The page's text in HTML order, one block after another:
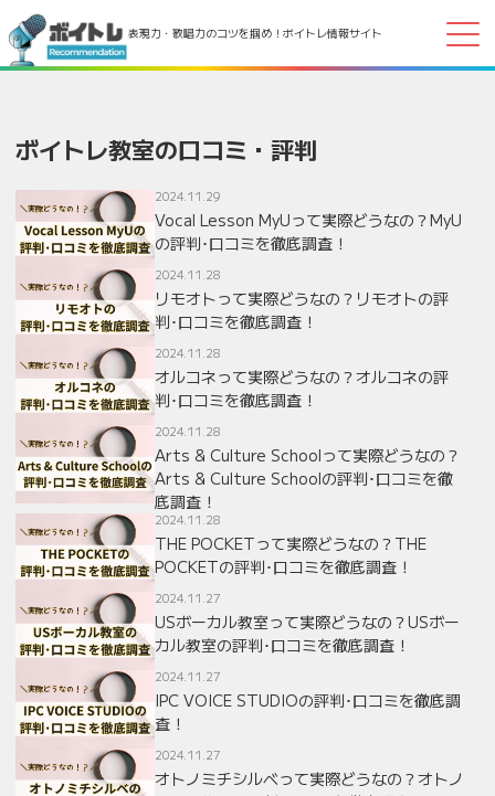
表現力・歌唱力のコツを掴め！ボイトレ情報サイト
ボイトレ教室の口コミ・評判
2024.11.29
Vocal Lesson MyUって実際どうなの？MyU
の評判･口コミを徹底調査！
2024.11.28
リモオトって実際どうなの？リモオトの評
判･口コミを徹底調査！
2024.11.28
オルコネって実際どうなの？オルコネの評
判･口コミを徹底調査！
2024.11.28
Arts & Culture Schoolって実際どうなの？
Arts & Culture Schoolの評判･口コミを徹
底調査！
2024.11.28
THE POCKETって実際どうなの？THE
POCKETの評判･口コミを徹底調査！
2024.11.27
USボーカル教室って実際どうなの？USボー
カル教室の評判･口コミを徹底調査！
2024.11.27
IPC VOICE STUDIOの評判･口コミを徹底調
査！
2024.11.27
オトノミチシルベって実際どうなの？オトノ